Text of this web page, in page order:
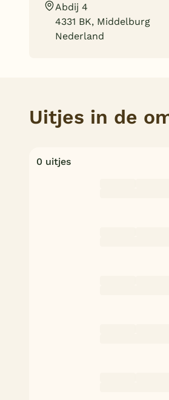
Abdij 4
4331 BK, Middelburg
Nederland
Uitjes in de
0 uitjes